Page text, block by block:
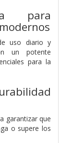
para
uso diario y
un potente
para la
garantizar que
o supere los